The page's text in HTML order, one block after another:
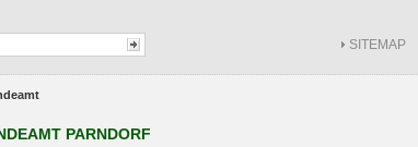
SITEMAP
PARNDORF